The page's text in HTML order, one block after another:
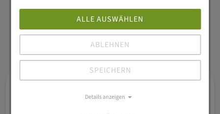
Zutaten für den
Erfolg:Unsere Werte
ALLE AUSWÄHLEN
ABLEHNEN
SPEICHERN
Details anzeigen